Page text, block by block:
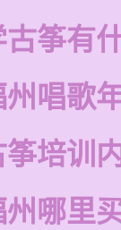
古筝有
州唱歌
筝培训
州哪里